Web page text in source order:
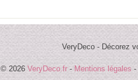
VeryDeco - Décorez
© 2026 VeryDeco.fr - Mentions légales -